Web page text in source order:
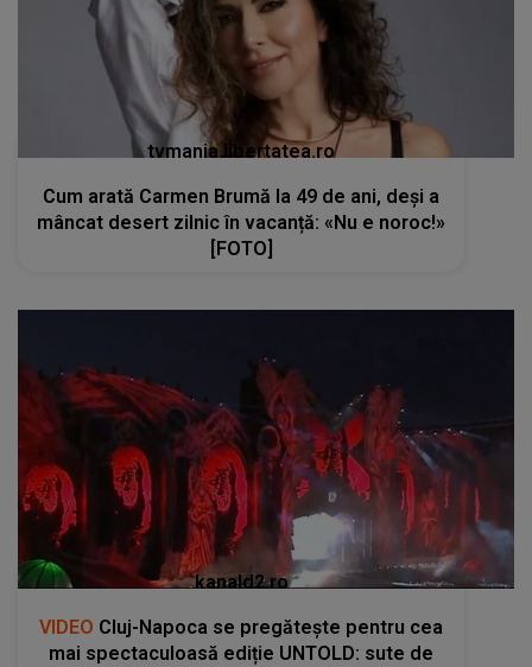
tvmania.libertatea.ro
Cum arată Carmen Brumă la 49 de ani, deși a
mâncat desert zilnic în vacanță: «Nu e noroc!»
[FOTO]
kanald2.ro
VIDEO Cluj-Napoca se pregătește pentru cea
mai spectaculoasă ediție UNTOLD: sute de